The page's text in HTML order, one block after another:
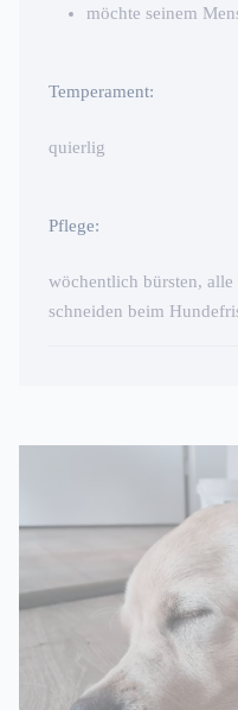
möchte seinem
Temperament:
quierlig
Pflege:
wöchentlich bürsten,
schneiden beim